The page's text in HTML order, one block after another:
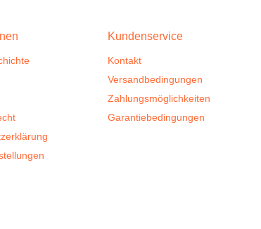
Kundenservice
Kontakt
Versandbedingungen
Zahlungsmöglichkeiten
Garantiebedingungen